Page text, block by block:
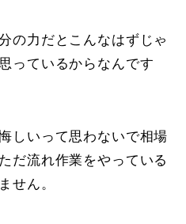
の力だとこんなはずじゃ
っているからなんです
しいって思わないで相場
だ流れ作業をやっている
せん。